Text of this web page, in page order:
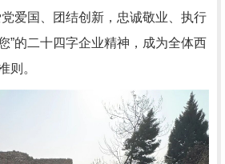
爱国、团结创新，忠诚敬业、执行
”的二十四字企业精神，成为全体西
则。